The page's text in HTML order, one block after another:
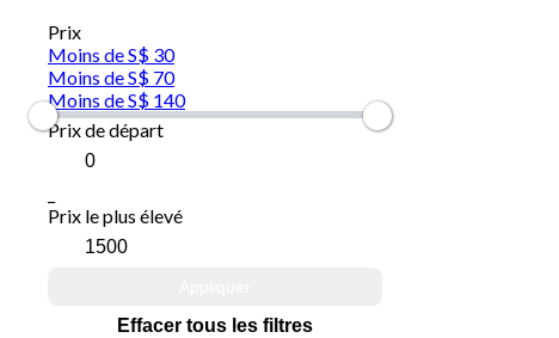
Prix
Moins de S$ 30
Moins de S$ 70
Moins de S$ 140
Prix de départ
Prix le plus élevé
Effacer tous les filtres